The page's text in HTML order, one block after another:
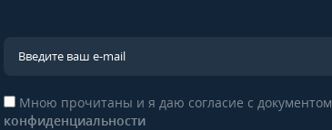
Мною прочитаны и я даю согласие с документом
конфиденциальности